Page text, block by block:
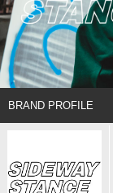
BRAND PROFILE